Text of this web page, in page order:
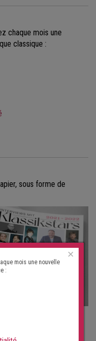
chaque mois une
classique :
sous forme de
×
mois une nouvelle
: